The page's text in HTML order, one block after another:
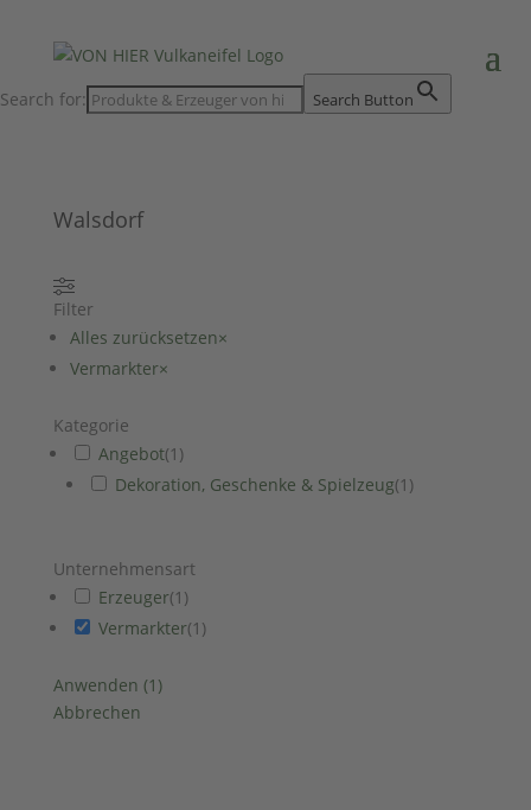
Search for: Search Button
Walsdorf
Filter
Alles zurücksetzen×
Vermarkter×
Kategorie
Angebot(1 )
Dekoration, Geschenke & Spielzeug(1 )
Unternehmensart
Erzeuger(1 )
Vermarkter(1 )
Anwenden (1 )
Abbrechen